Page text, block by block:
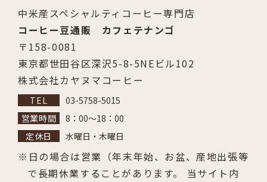
中米産スペシャルティコーヒー専門店
コーヒー豆通販 カフェテナンゴ
〒158-0081
東京都世田谷区深沢5-8-5NEビル102
株式会社カヤヌマコーヒー
03-5758-5015
8：00～18：00
水曜日・木曜日
日の場合は営業（年末年始、お盆、産地出張等
で長期休業することがあります。 当サイト内